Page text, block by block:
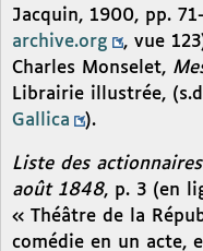
Jacquin, 1900, pp.
archive.org
, vue
Charles Monselet,
Librairie illustrée,
Gallica
).
Liste des
août 1848, p. 3 (en
« Théâtre de la
comédie en un acte,